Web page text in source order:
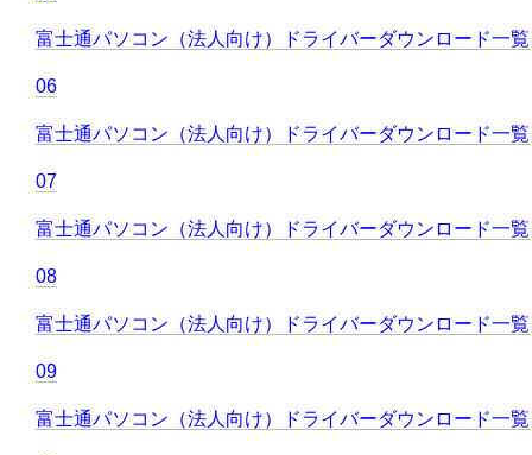
富士通パソコン（法人向け）ドライバーダウンロード一覧
06
富士通パソコン（法人向け）ドライバーダウンロード一覧
07
富士通パソコン（法人向け）ドライバーダウンロード一覧
08
富士通パソコン（法人向け）ドライバーダウンロード一覧
09
富士通パソコン（法人向け）ドライバーダウンロード一覧